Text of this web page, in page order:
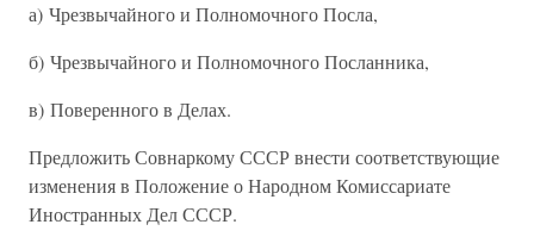
а) Чрезвычайного и Полномочного Посла,
б) Чрезвычайного и Полномочного Посланника,
в) Поверенного в Делах.
Предложить Совнаркому СССР внести соответствующие
изменения в Положение о Народном Комиссариате
Иностранных Дел СССР.